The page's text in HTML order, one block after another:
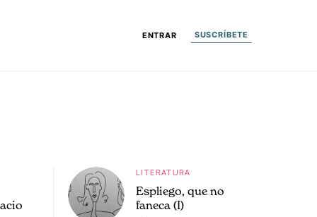
ENTRAR SUSCRÍBETE
LITERATURA
Espliego, que no
faneca (I)